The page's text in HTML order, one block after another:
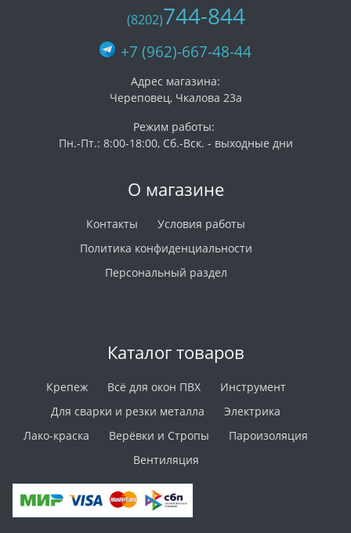
О магазине
Контакты
Условия работы
Политика конфиденциальности
Персональный раздел
Каталог товаров
Крепеж Всё для окон ПВХ
Инструмент
Для сварки и резки металла
Электрика
Лако-краска
Верёвки и Стропы
Пароизоляция
Вентиляция
(8202)744-844
+7 (962)-667-48-44
Адрес магазина:
Череповец, Чкалова 23а
Режим работы:
Пн.-Пт.: 8:00-18:00, Сб.-Вск. - выходные дни